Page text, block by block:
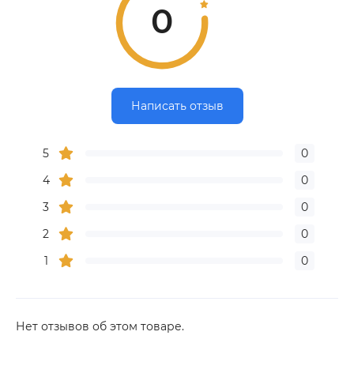
0
Написать отзыв
5
0
4
0
3
0
2
0
1
0
Нет отзывов об этом товаре.